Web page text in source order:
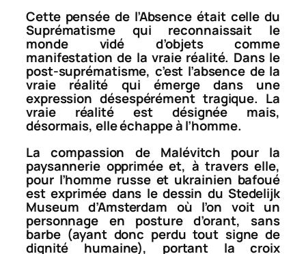
Cette pensée de l’Absence était celle du
Suprématisme qui reconnaissait le
monde vidé d’objets comme
manifestation de la vraie réalité. Dans le
post-suprématisme, c’est l’absence de la
vraie réalité qui émerge dans une
expression désespérément tragique. La
vraie réalité est désignée mais,
désormais, elle échappe à l’homme.
La compassion de Malévitch pour la
paysannerie opprimée et, à travers elle,
pour l’homme russe et ukrainien bafoué
est exprimée dans le dessin du Stedelijk
Museum d’Amsterdam où l’on voit un
personnage en posture d’orant, sans
barbe (ayant donc perdu tout signe de
dignité humaine), portant la croix